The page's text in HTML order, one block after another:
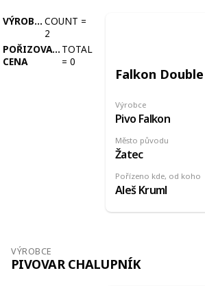
VÝROBCE COUNT =
2
POŘIZOVACÍ
CENA
TOTAL
= 0
Falkon
Výrobce
Pivo Falkon
Pořízeno kde, od koho
Aleš Kruml
Město původu
Žatec
VÝROBCE
PIVOVAR CHALUPNÍK